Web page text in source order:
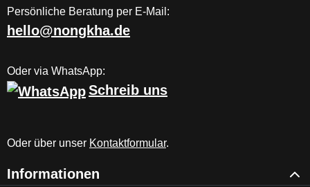
Persönliche Beratung per E-Mail:
hello@nongkha.de
Oder via WhatsApp:
Schreib uns
Oder über unser Kontaktformular.
Informationen